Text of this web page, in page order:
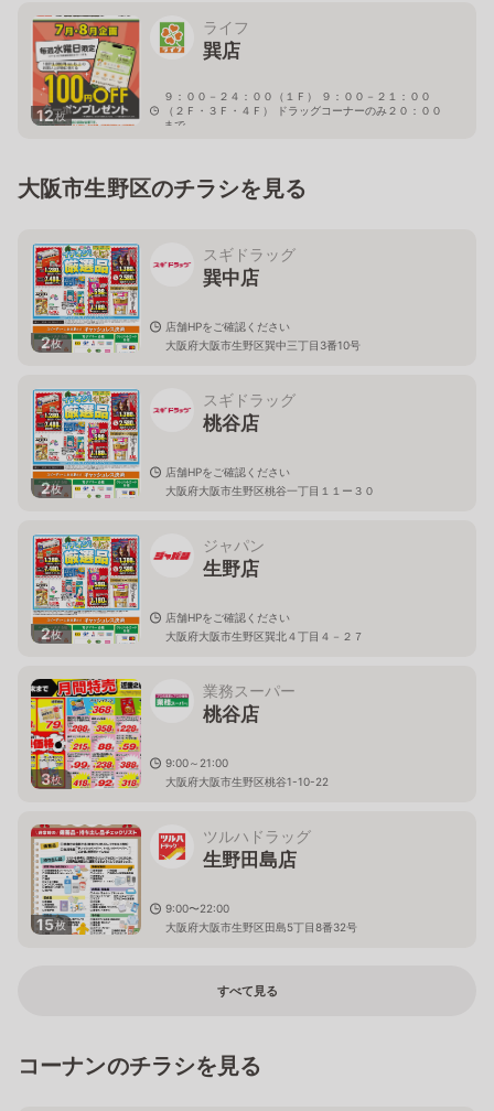
12枚
ライフ
巽店
９：００－２４：００（１Ｆ） ９：００－２１：００
（２Ｆ・３Ｆ・４Ｆ） ドラッグコーナーのみ２０：００
まで
大阪市生野区のチラシを見る
2枚
スギドラッグ
巽中店
店舗HPをご確認ください
大阪府大阪市生野区巽中三丁目3番10号
2枚
スギドラッグ
桃谷店
店舗HPをご確認ください
大阪府大阪市生野区桃谷一丁目１１ー３０
2枚
ジャパン
生野店
店舗HPをご確認ください
大阪府大阪市生野区巽北４丁目４－２７
3枚
業務スーパー
桃谷店
9:00～21:00
大阪府大阪市生野区桃谷1-10-22
15枚
ツルハドラッグ
生野田島店
9:00〜22:00
大阪府大阪市生野区田島5丁目8番32号
すべて見る
コーナンのチラシを見る